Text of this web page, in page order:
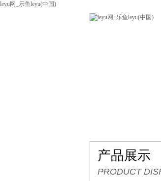
leyu网_乐鱼leyu(中国)
产品展示
PRODUCT